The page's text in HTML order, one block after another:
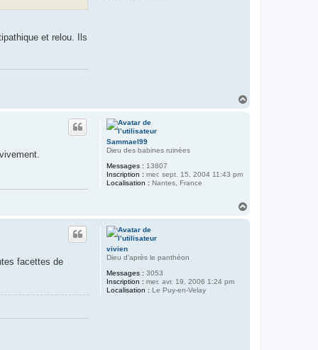
et relou. Ils
Sammael99
Dieu des babines ruinées
Messages : 13807
Inscription : mer. sept. 15, 2004 11:43 pm
Localisation : Nantes, France
vivien
Dieu d'après le panthéon
Messages : 3053
Inscription : mer. avr. 19, 2006 1:24 pm
Localisation : Le Puy-en-Velay
facettes de